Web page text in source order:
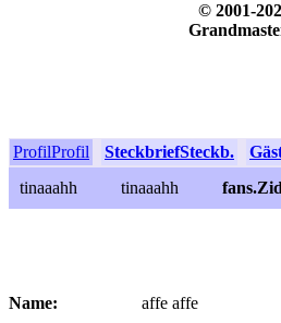
© 2001-
ProfilProfil SteckbriefSteckb.
tinaaahh
tinaaahh
Name:
affe affe